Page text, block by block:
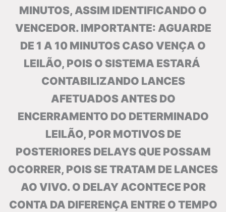
MINUTOS, ASSIM IDENTIFICANDO O
VENCEDOR. IMPORTANTE: AGUARDE
DE 1 A 10 MINUTOS CASO VENÇA O
LEILÃO, POIS O SISTEMA ESTARÁ
CONTABILIZANDO LANCES
AFETUADOS ANTES DO
ENCERRAMENTO DO DETERMINADO
LEILÃO, POR MOTIVOS DE
POSTERIORES DELAYS QUE POSSAM
OCORRER, POIS SE TRATAM DE LANCES
AO VIVO. O DELAY ACONTECE POR
CONTA DA DIFERENÇA ENTRE O TEMPO